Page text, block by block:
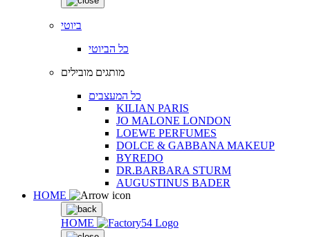
ביוטי
כל הביוטי
מותגים מובילים
כל המעצבים
KILIAN PARIS
JO MALONE LONDON
LOEWE PERFUMES
DOLCE & GABBANA MAKEUP
BYREDO
DR.BARBARA STURM
AUGUSTINUS BADER
HOME
HOME